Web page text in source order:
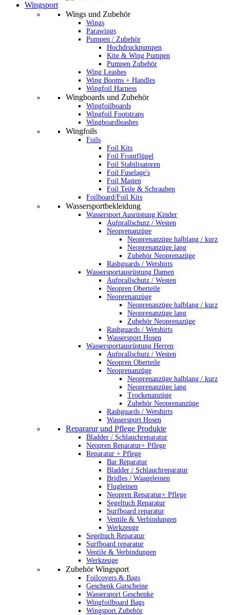
Wingsport
Wings und Zubehör
Wings
Parawings
Pumpen / Zubehör
Hochdruckpumpen
Kite & Wing Pumpen
Pumpen Zubehör
Wing Leashes
Wing Booms + Handles
Wingfoil Harness
Wingboards und Zubehör
Wingfoilboards
Wingfoil Footstraps
Wingboardleashes
Wingfoils
Foils
Foil Kits
Foil Frontflügel
Foil Stabilisatoren
Foil Fuselage's
Foil Masten
Foil Teile & Schrauben
Foilboard/Foil Kits
Wassersportbekleidung
Wassersport Ausrüstung Kinder
Aufprallschutz / Westen
Neoprenanzüge
Neoprenanzüge halblang / kurz
Neoprenanzüge lang
Zubehör Neoprenazüge
Rashguards / Wetshirts
Wassersportausrüstung Damen
Aufprallschutz / Westen
Neopren Oberteile
Neoprenanzüge
Neoprenanzüge halblang / kurz
Neoprenanzüge lang
Zubehör Neoprenazüge
Rashguards / Wetshirts
Wassersport Hosen
Wassersportausrüstung Herren
Aufprallschutz / Westen
Neopren Oberteile
Neoprenanzüge
Neoprenanzüge halblang / kurz
Neoprenanzüge lang
Trockenanzüge
Zubehör Neoprenanzüge
Rashguards / Wetshirts
Wassersport Hosen
Repararur und Pflege Produkte
Bladder / Schlauchreparatur
Neopren Reparatur+ Pflege
Reparatur + Pflege
Bar Reparatur
Bladder / Schlauchreparatur
Bridles / Waageleinen
Flugleinen
Neopren Reparatur+ Pflege
Segeltuch Reparatur
Surfboard reparatur
Ventile & Verbindungen
Werkzeuge
Segeltuch Reparatur
Surfboard reparatur
Ventile & Verbindungen
Werkzeuge
Zubehör Wingsport
Foilcovers & Bags
Geschenk Gutscheine
Wassersport Geschenke
Wingfoilboard Bags
Wingsport Zubehör